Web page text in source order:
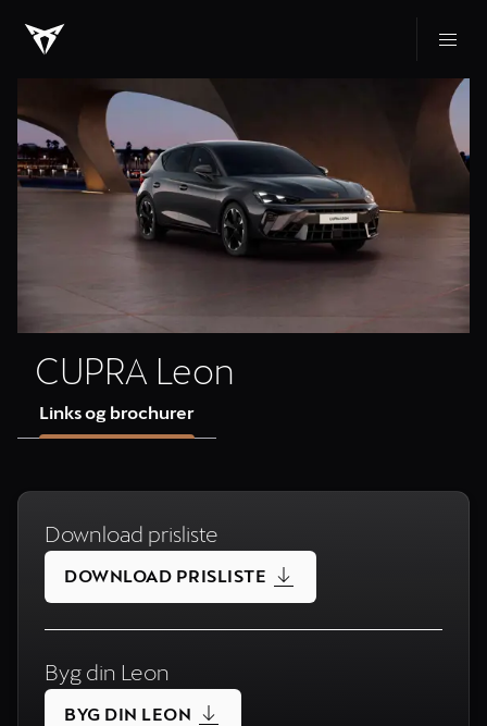
CUPRA Leon
Links og brochurer
Download prisliste
DOWNLOAD PRISLISTE
Byg din Leon
BYG DIN LEON